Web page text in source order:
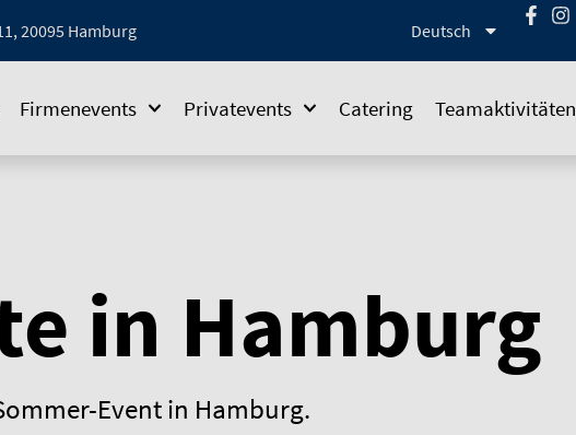
20095 Hamburg Deutsch
Firmenevents Privatevents Catering Teamaktivitäten
in Hamburg
Event in Hamburg.